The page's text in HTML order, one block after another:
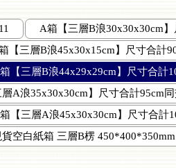
A箱【三層B浪30x30x30cm
【三層B浪45x30x15cm】尺寸合計
【三層B浪44x29x29cm】尺寸合計
A浪35x30x30cm】尺寸合計95cm
【三層A浪45x30x30cm】尺寸合計
貨空白紙箱 三層B楞